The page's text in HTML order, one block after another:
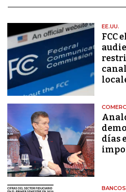
EE.UU.
FCC
días
BANCOS